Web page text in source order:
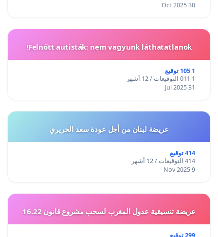
30 Oct 2025
Felnőtt autisták: nem vagyunk láthatatlanok!
1 105 توقيع
1 011 التوقيعات / 12 أشهر
31 Jul 2025
عريضة لبنان من أجل عودة سعد الحريري
414 توقيع
414 التوقيعات / 12 أشهر
9 Nov 2025
عريضة تنسيقية عدول المغرب لسحب مشروع قانون 16.22
299 توقيع